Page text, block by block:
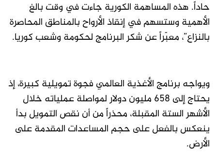
حاداً. هذه المساهمة الكورية جاءت في وقت بالغ
الأهمية وستسهم في إنقاذ الأرواح بالمناطق المحاصرة
بالنزاع”، معبّراً عن شكر البرنامج لحكومة وشعب كوريا.
ويواجه برنامج الأغذية العالمي فجوة تمويلية كبيرة، إذ
يحتاج إلى 658 مليون دولار لمواصلة عملياته خلال
الأشهر الستة المقبلة، محذراً من أن نقص التمويل بدأ
ينعكس بالفعل على حجم المساعدات المقدمة على
الأرض.